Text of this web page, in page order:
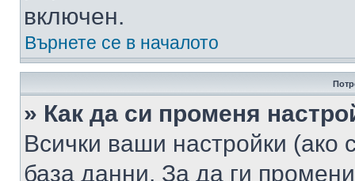
включен.
Върнете се в началото
» Как да си променя
Всички ваши настройки (ако
база данни. За да ги